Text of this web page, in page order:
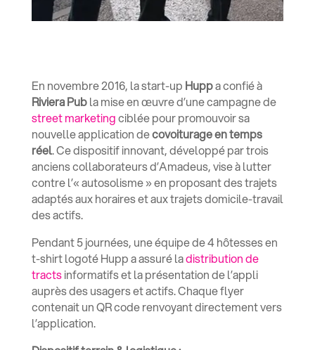
En novembre 2016, la start-up Huppa confié à
Riviera Publa mise en œuvre d’une campagne de
street marketingciblée pour promouvoir sa
nouvelle application decovoiturage en temps
réel. Ce dispositif innovant, développé par trois
anciens collaborateurs d’Amadeus, vise à lutter
contre l’« autosolisme » en proposant des trajets
adaptés aux horaires et aux trajets domicile-travail
des actifs.
Pendant5 journées, une équipe de4 hôtesses en
t-shirt logoté Huppa assuré ladistribution de
tractsinformatifs et la présentation de l’appli
auprès des usagers et actifs. Chaque flyer
contenait un QR code renvoyant directement vers
l’application.